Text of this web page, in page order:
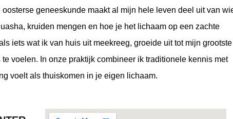
geneeskunde maakt al mijn hele leven deel uit van
kruiden mengen en hoe je het lichaam op een zachte
iets wat ik van huis uit meekreeg, groeide uit tot mijn grootste
voelen. In onze praktijk combineer ik traditionele kennis met
voelt als thuiskomen in je eigen lichaam.